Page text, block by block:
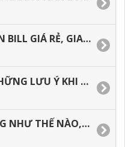
NƠI BÁN GIẤY IN BILL GIÁ RẺ, GIAO HÀNG NHANH.
GIẤY IN BILL, NHỮNG LƯU Ý KHI CHỌN MUA GIẤY IN HÓA ĐƠN.
KEO AB SỬ DỤNG NHƯ THẾ NÀO, CÁCH PHA KEO EPOXY RESIN ĐÚNG CÁCH.